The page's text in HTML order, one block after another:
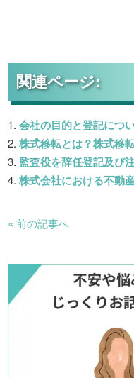
関連ページ:
会社の目的と登記につ
株式移転とは？株式移
監査役を辞任登記及び
株式会社における不動
« 前の記事へ